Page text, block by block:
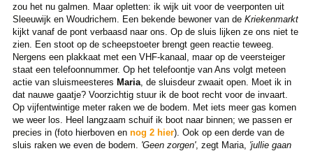
zou het nu galmen. Maar opletten: ik wijk uit voor de veerponten uit
Sleeuwijk en Woudrichem. Een bekende bewoner van de Kriekenmarkt
kijkt vanaf de pont verbaasd naar ons. Op de sluis lijken ze ons niet te
zien. Een stoot op de scheepstoeter brengt geen reactie teweeg.
Nergens een plakkaat met een VHF-kanaal, maar op de veersteiger
staat een telefoonnummer. Op het telefoontje van Ans volgt meteen
actie van sluismeesteres Maria, de sluisdeur zwaait open. Moet ik in
dat nauwe gaatje? Voorzichtig stuur ik de boot recht voor de invaart.
Op vijfentwintige meter raken we de bodem. Met iets meer gas komen
we weer los. Heel langzaam schuif ik boot naar binnen; we passen er
precies in (foto hierboven en nog 2 hier). Ook op een derde van de
sluis raken we even de bodem. 'Geen zorgen', zegt Maria, 'jullie gaan